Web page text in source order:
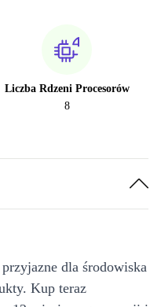
Liczba Rdzeni Procesorów
8
dla środowiska
Kup teraz